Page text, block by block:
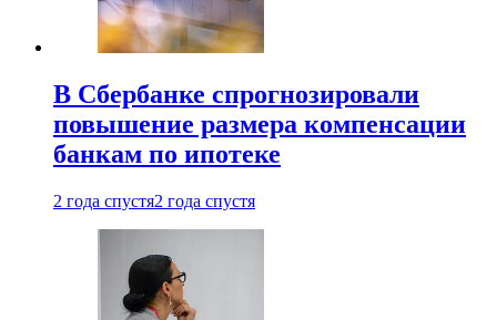
В Сбербанке спрогнозировали
повышение размера компенсации
банкам по ипотеке
2 года спустя2 года спустя